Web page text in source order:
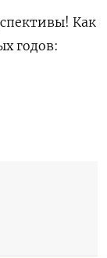
Как
годов: